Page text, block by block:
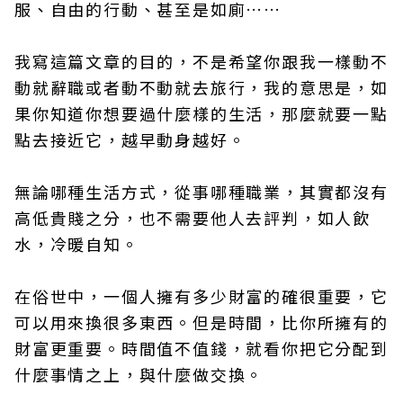
服、自由的行動、甚至是如廁……
我寫這篇文章的目的，不是希望你跟我一樣動不
動就辭職或者動不動就去旅行，我的意思是，如
果你知道你想要過什麼樣的生活，那麼就要一點
點去接近它，越早動身越好。
無論哪種生活方式，從事哪種職業，其實都沒有
高低貴賤之分，也不需要他人去評判，如人飲
水，冷暖自知。
在俗世中，一個人擁有多少財富的確很重要，它
可以用來換很多東西。但是時間，比你所擁有的
財富更重要。時間值不值錢，就看你把它分配到
什麼事情之上，與什麼做交換。